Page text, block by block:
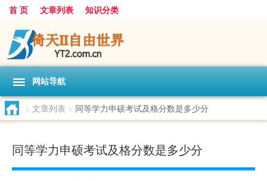
首 页 文章列表 知识分类
网站导航
> 文章列表 > 同等学力申硕考试及格分数是多少分
同等学力申硕考试及格分数是多少分